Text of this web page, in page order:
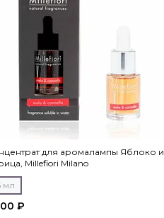
для аромалампы Яблоко и
Millefiori Milano
мл
₽